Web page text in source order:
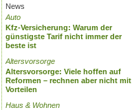
News
Auto
Kfz-Versicherung: Warum der
günstigste Tarif nicht immer der
beste ist
Altersvorsorge
Altersvorsorge: Viele hoffen auf
Reformen – rechnen aber nicht mit
Vorteilen
Haus & Wohnen